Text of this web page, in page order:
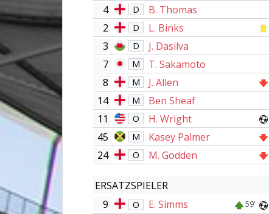
4
D
B. Thomas
2
D L. Binks
3 D
J. Dasilva
7
M
T. Sakamoto
8
M J. Allen
14 M
Ben Sheaf
11
O H. Wright
45 M Kasey Palmer
24 O M. Godden
ERSATZSPIELER
9
O E. Simms 59'